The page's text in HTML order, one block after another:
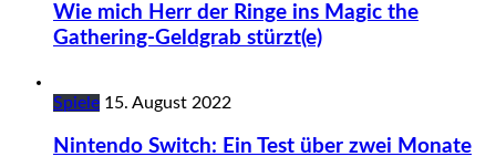
Wie mich Herr der Ringe ins Magic the
Gathering-Geldgrab stürzt(e)
Spiele 15. August 2022
Nintendo Switch: Ein Test über zwei Monate